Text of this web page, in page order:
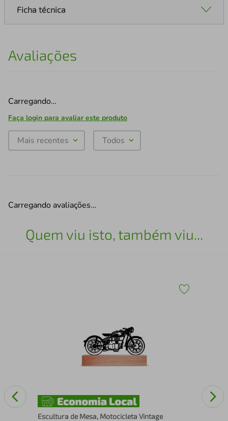
Ficha técnica
Avaliações
Carregando…
Faça login para avaliar este produto
Mais recentes Todos
Carregando avaliações…
Quem viu isto, também viu...
Escultura de Mesa, Motocicleta Vintage